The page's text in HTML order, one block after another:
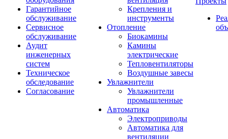
Гарантийное
обслуживание
Сервисное
обслуживание
Аудит
инженерных
систем
Техническое
обследование
Согласование
Крепления и
инструменты
Отопление
Биокамины
Камины
электрические
Тепловентиляторы
Воздушные завесы
Увлажнители
Увлажнители
промышленные
Автоматика
Электроприводы
Автоматика для
вентиляции